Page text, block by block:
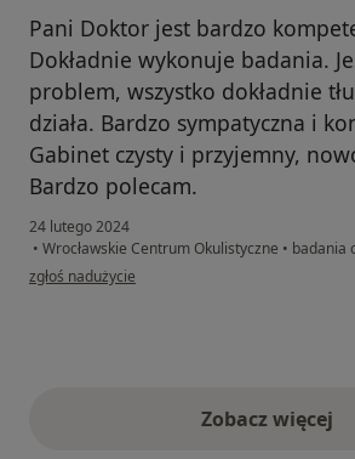
Pani Doktor jest bardzo
Dokładnie wykonuje badania.
problem, wszystko dokładnie
działa. Bardzo sympatyczna i
Gabinet czysty i przyjemny,
Bardzo polecam.
24 lutego 2024
• Wrocławskie Centrum Okulistyczne • badania
w opinii użytkownika Sylwia B.
zgłoś nadużycie
Zobacz więcej
opinie